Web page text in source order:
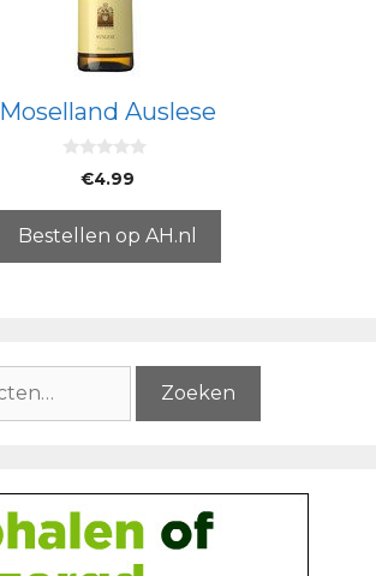
Moselland Auslese
5
€4.99
Bestellen op AH.nl
Zoeken